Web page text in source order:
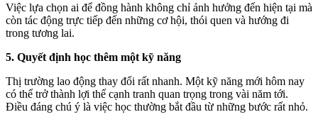
Việc lựa chọn ai để đồng hành không chỉ ảnh hưởng đến hiện tại mà
còn tác động trực tiếp đến những cơ hội, thói quen và hướng đi
trong tương lai.
5. Quyết định học thêm một kỹ năng
Thị trường lao động thay đổi rất nhanh. Một kỹ năng mới hôm nay
có thể trở thành lợi thế cạnh tranh quan trọng trong vài năm tới.
Điều đáng chú ý là việc học thường bắt đầu từ những bước rất nhỏ.